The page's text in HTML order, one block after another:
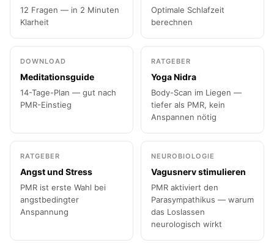
12 Fragen — in 2 Minuten
Klarheit
Optimale Schlafzeit
berechnen
DOWNLOAD
Meditationsguide
14-Tage-Plan — gut nach
PMR-Einstieg
RATGEBER
Yoga Nidra
Body-Scan im Liegen —
tiefer als PMR, kein
Anspannen nötig
RATGEBER
Angst und Stress
PMR ist erste Wahl bei
angstbedingter
Anspannung
NEUROBIOLOGIE
Vagusnerv stimulieren
PMR aktiviert den
Parasympathikus — warum
das Loslassen
neurologisch wirkt